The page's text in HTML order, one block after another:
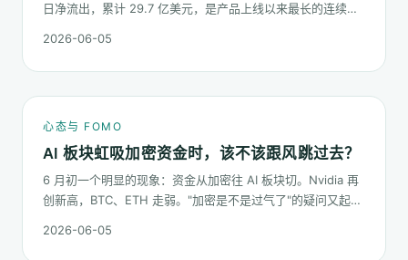
日净流出，累计 29.7 亿美元，是产品上线以来最长的连续流
2026-06-05
心态与 FOMO
AI 板块虹吸加密资金时，该不该跟风跳过去？
6 月初一个明显的现象：资金从加密往 AI 板块切。Nvidia 再
创新高，BTC、ETH 走弱。"加密是不是过气了"的疑问又起来
2026-06-05